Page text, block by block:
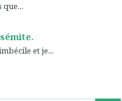
et je...